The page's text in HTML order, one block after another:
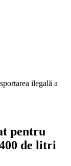
ilegală a
pentru
de litri